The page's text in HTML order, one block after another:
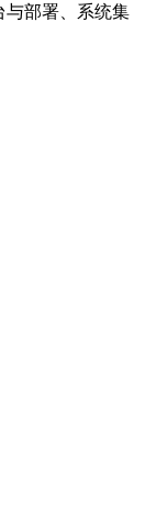
与部署、系统集